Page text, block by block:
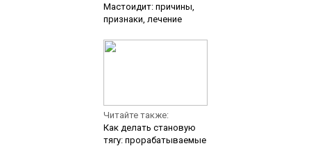
Мастоидит: причины,
признаки, лечение
Читайте также:
Как делать становую
тягу: прорабатываемые